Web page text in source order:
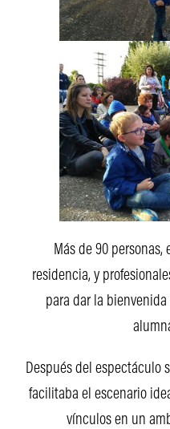
Más de 90
residencia, y
para dar la
Después del espectáculo
facilitaba el escenario
vínculos en un